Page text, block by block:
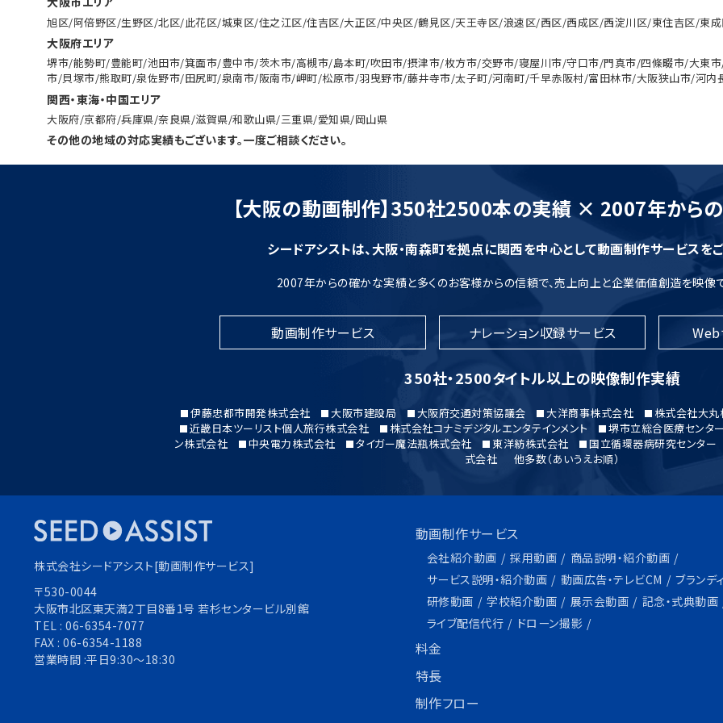
旭区/阿倍野区/生野区/北区/此花区/城東区/住之江区/住吉区/大正区/中央区/鶴見区/天王寺区/浪速区/西区/西成区/西淀川区/東住吉区/東
大阪府エリア
堺市/能勢町/豊能町/池田市/箕面市/豊中市/茨木市/高槻市/島本町/吹田市/摂津市/枚方市/交野市/寝屋川市/守口市/門真市/四條畷市/大東
市/貝塚市/熊取町/泉佐野市/田尻町/泉南市/阪南市/岬町/松原市/羽曳野市/藤井寺市/太子町/河南町/千早赤阪村/富田林市/大阪狭山市/河内
関西・東海・中国エリア
大阪府/京都府/兵庫県/奈良県/滋賀県/和歌山県/三重県/愛知県/岡山県
その他の地域の対応実績もございます。一度ご相談ください。
【大阪の動画制作】350社2500本の実績 × 2007年から
シードアシストは、大阪・南森町を拠点に関西を中心として動画制作サービスを
2007年からの確かな実績と多くのお客様からの信頼で、売上向上と企業価値創造を映像
動画制作サービス ナレーション収録サービス Web
350社・2500タイトル以上の映像制作実績
伊藤忠都市開発株式会社 大阪市建設局 大阪府交通対策協議会 大洋商事株式会社
株式会社大
近畿日本ツーリスト個人旅行株式会社
株式会社コナミデジタルエンタテインメント
堺市立総合医療センタ
ン株式会社
中央電力株式会社 タイガー魔法瓶株式会社 東洋紡株式会社
国立循環器病研究センター
式会社
他多数（あいうえお順）
株式会社シードアシスト[動画制作サービス]
〒530-0044
大阪市北区東天満2丁目8番1号 若杉センタービル別館
TEL : 06-6354-7077
FAX : 06-6354-1188
営業時間 :平日9:30〜18:30
動画制作サービス
会社紹介動画 採用動画
商品説明・紹介動画
サービス説明・紹介動画
動画広告・テレビCM
ブランデ
研修動画
学校紹介動画 展示会動画
記念・式典動画
ライブ配信代行
ドローン撮影
料金
特長
制作フロー